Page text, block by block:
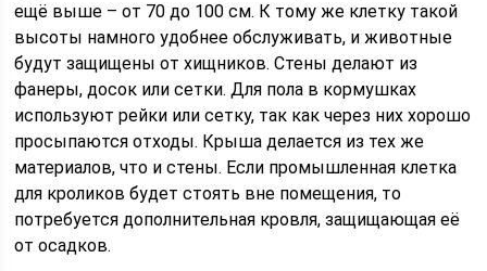
ещё выше – от 70 до 100 см. К тому же клетку такой
высоты намного удобнее обслуживать, и животные
будут защищены от хищников. Стены делают из
фанеры, досок или сетки. Для пола в кормушках
используют рейки или сетку, так как через них хорошо
просыпаются отходы. Крыша делается из тех же
материалов, что и стены. Если промышленная клетка
для кроликов будет стоять вне помещения, то
потребуется дополнительная кровля, защищающая её
от осадков.